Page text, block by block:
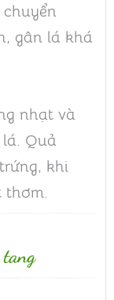
gân lá khá
nhạt và
Quả
khi
thơm.